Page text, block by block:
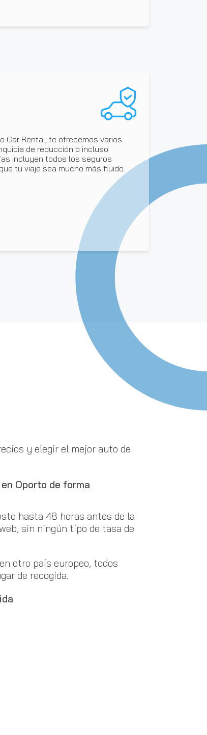
Car Rental, te ofrecemos varios
de reducción o incluso
incluyen todos los seguros
tu viaje sea mucho más fluido.
y elegir el mejor auto de
Oporto de forma
hasta 48 horas antes de la
sin ningún tipo de tasa de
otro país europeo, todos
de recogida.